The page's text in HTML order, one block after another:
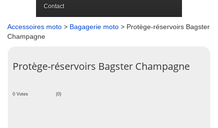
Contact
Accessoires moto > Bagagerie moto > Protège-réservoirs Bagster
Champagne
Protège-réservoirs Bagster Champagne
0 Votes (0)